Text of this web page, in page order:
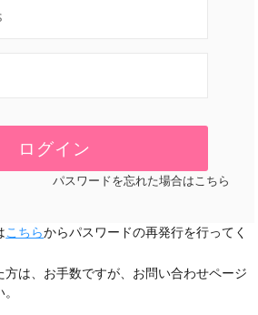
パスワードを忘れた場合はこちら
こちらからパスワードの再発行を行ってく
方は、お手数ですが、お問い合わせページ